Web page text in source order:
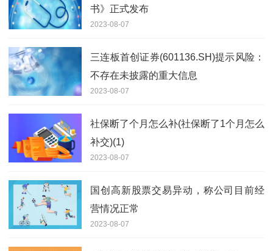
书》正式发布
2023-08-07
三连板首创证券(601136.SH)提示风险：
不存在未披露的重大信息
2023-08-07
社保断了个月怎么补(社保断了1个月怎么
补交)(1)
2023-08-07
国创高新股票交易异动，称公司目前经
营情况正常
2023-08-07